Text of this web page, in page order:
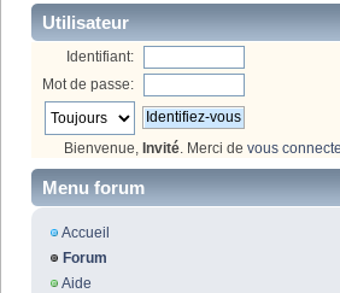
Utilisateur
Identifiant:
Mot de passe:
Bienvenue, Invité. Merci de vous
Menu forum
Accueil
Forum
Aide